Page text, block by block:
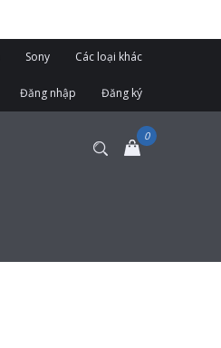
Sony Các loại khác
Đăng nhập Đăng ký